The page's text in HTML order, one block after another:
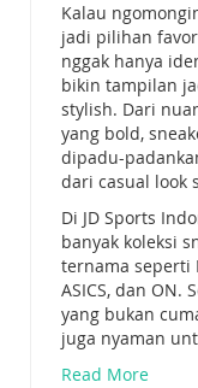
Kalau
jadi pilihan
nggak hanya
bikin tampilan
stylish. Dari
yang bold,
dipadu-
dari casual look
Di JD Sports
banyak koleksi
ternama seperti
ASICS, dan ON.
yang bukan
juga nyaman
Read More